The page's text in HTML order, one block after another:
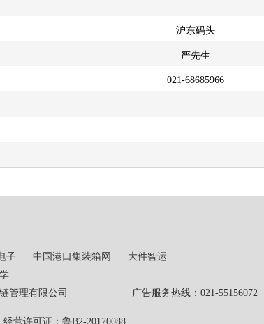
沪东码头
严先生
021-68685966
子 中国港口集装箱网
大件智运
应链管理有限公司 广告服务热线：021-55156072
经营许可证：鲁B2-20170088